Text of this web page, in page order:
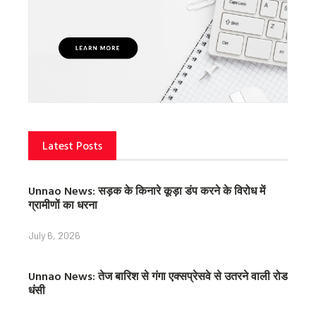
Latest Posts
Unnao News: सड़क के किनारे कूड़ा डंप करने के विरोध में
ग्रामीणों का धरना
July 6, 2026
Unnao News: तेज बारिश से गंगा एक्सप्रेसवे से उतरने वाली रोड
धंसी